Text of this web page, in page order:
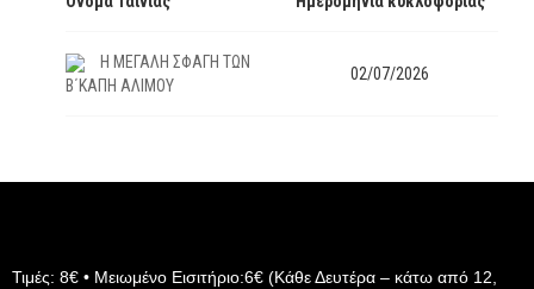
H ΜΕΓΑΛΗ ΣΦΑΓΗ ΤΩΝ
Β΄KAΠΗ ΑΛΙΜΟΥ
02/07/2026
Τιμές: 8€ • Μειωμένο Εισιτήριο:6€ (Κάθε Δευτέρα – κάτω από 12,